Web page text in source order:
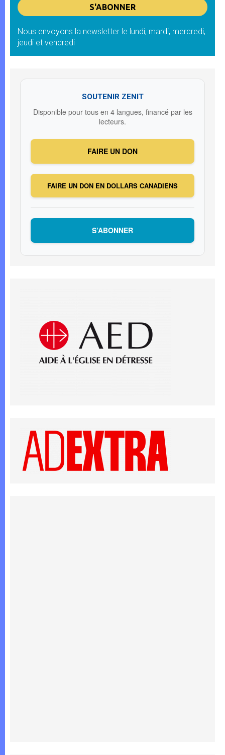
Nous envoyons la newsletter le lundi, mardi, mercredi,
jeudi et vendredi
SOUTENIR ZENIT
Disponible pour tous en 4 langues, financé par les
lecteurs.
FAIRE UN DON
FAIRE UN DON EN DOLLARS CANADIENS
S’ABONNER